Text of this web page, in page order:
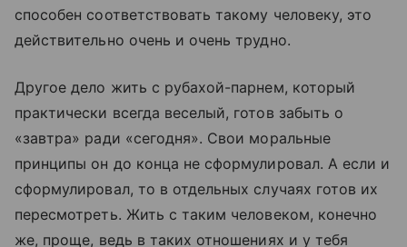
способен соответствовать такому человеку, это
действительно очень и очень трудно.
Другое дело жить с рубахой-парнем, который
практически всегда веселый, готов забыть о
«завтра» ради «сегодня». Свои моральные
принципы он до конца не сформулировал. А если и
сформулировал, то в отдельных случаях готов их
пересмотреть. Жить с таким человеком, конечно
же, проще, ведь в таких отношениях и у тебя